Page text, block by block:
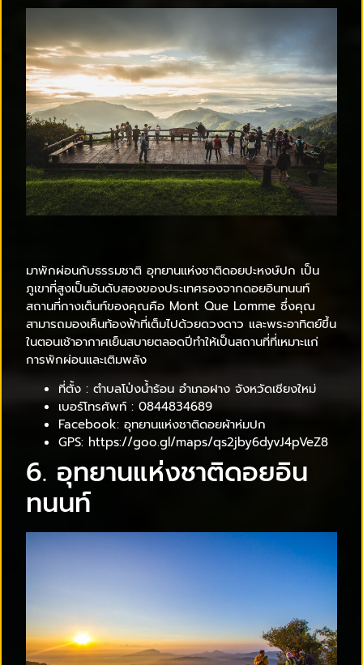
มาพักผ่อนกับธรรมชาติ อุทยานแห่งชาติดอยปะหงษ์ปก เป็น
ภูเขาที่สูงเป็นอันดับสองของประเทศรองจากดอยอินทนนท์
สถานที่กางเต็นท์ของคุณคือ Mont Que Lomme ซึ่งคุณ
สามารถมองเห็นท้องฟ้าที่เต็มไปด้วยดวงดาว และพระอาทิตย์ขึ้น
ในตอนเช้าอากาศเย็นสบายตลอดปีทำให้เป็นสถานที่ที่เหมาะแก่
การพักผ่อนและเติมพลัง
ที่ตั้ง : ตำบลโป่งน้ำร้อน อำเภอฝาง จังหวัดเชียงใหม่
เบอร์โทรศัพท์ : 0844834689
Facebook: อุทยานแห่งชาติดอยผ้าห่มปก
GPS: https://goo.gl/maps/qs2jby6dyvJ4pVeZ8
6. อุทยานแห่งชาติดอยอิน
ทนนท์